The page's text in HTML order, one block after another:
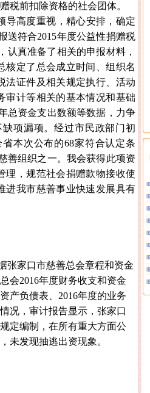
税前扣除资格的社会团体。
导高度重视，精心安排，确定
送符合2015年度公益性捐赠税
认真准备了相关的申报材料，
核定了总会成立时间、组织名
法证件及相关规定执行、活动
审计等相关的基本情况和基础
总资金支出数额等数据，力争
项漏项。经过市民政部门初
本次公布的68家符合认定条
善组织之一。我会获得此项资
理，规范社会捐赠款物接收使
进我市慈善事业快速发展具有
张家口市慈善总会章程和资金
会2016年度财务收支和资金
产负债表、2016年度的业务
况，审计报告显示，张家口
定编制，在所有重大方面公
未发现抽逃出资现象。